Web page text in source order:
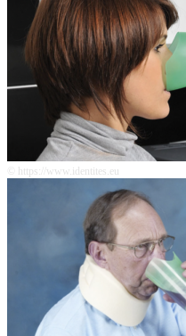
© https://www.identites.eu